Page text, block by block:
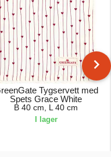
Tygservett med
Spets Grace White
B 40 cm, L 40 cm
I lager